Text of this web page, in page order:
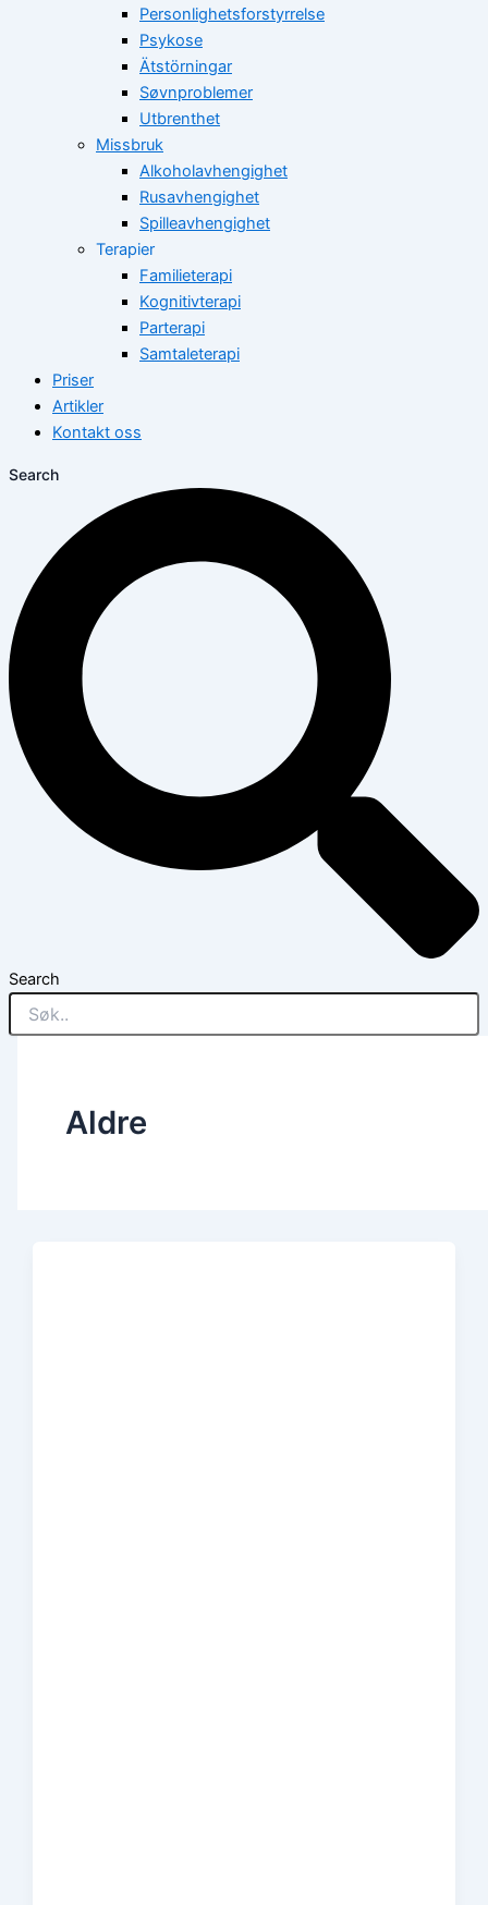
Personlighetsforstyrrelse
Psykose
Ätstörningar
Søvnproblemer
Utbrenthet
Missbruk
Alkoholavhengighet
Rusavhengighet
Spilleavhengighet
Terapier
Familieterapi
Kognitivterapi
Parterapi
Samtaleterapi
Priser
Artikler
Kontakt oss
Search
Search
Aldre